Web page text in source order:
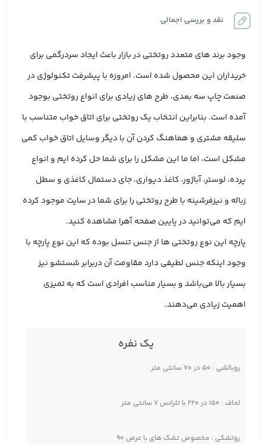
نقد و بررسی اجمالی
وجود برند های متعدد روتختی در بازار باعث ایجاد سردرگمی برای
خریداران این محصول شده است. امروزه با پیشرفت تکنولوژی در
صنعت چاپ سه بعدی، طرح های زیادی برای انواع روتختی بوجود
آمده است. بنابراین انتخاب یک روتختی برای اتاق خواب متناسب با
سلیقه مشتری و هماهنگ کردن آن با دیگر وسایل اتاق خواب کمی
مشکل است، اما ما این مشکل را برای شما حل کرده ایم و انواع
پرده، لوستر، آباژور، کاغذ دیواری، جای دستمال کاغذی و سطل
زباله و نیزفرشینه با طرح روتختی را برای شما در سایت موجود کرده
ایم که می‌توانید در پایین صفحه آهرا مشاهده کنید.
پارچه این نوع روتختی ها از جنس تنسل بوده که این نوع پارچه با
وجود اینکه جنس لطیفی دارد مقاومت آن دربرابر شستشو نیز
بسیار بالا می‌باشد و بسیار مناسب افرادی است که به تمیزی
اهمیت زیادی می‌دهند.
یک نفره
روبالشی : ۵۰ در ۷۰ سانتی متر
لحاف : ۱۵۰ در ۲۲۰ با تلرانس ۷ سانتی متر
روتشکی : مخصوص تشک های با عرض ۹۰